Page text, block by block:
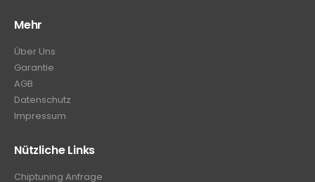
Mehr
Über Uns
Garantie
AGB
Datenschutz
Impressum
Nützliche Links
Chiptuning Anfrage